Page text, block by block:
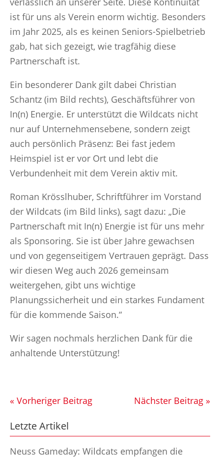
ist für uns als Verein enorm wichtig. Besonders
im Jahr 2025, als es keinen Seniors-Spielbetrieb
gab, hat sich gezeigt, wie tragfähig diese
Partnerschaft ist.
Ein besonderer Dank gilt dabei Christian
Schantz (im Bild rechts), Geschäftsführer von
In(n) Energie. Er unterstützt die Wildcats nicht
nur auf Unternehmensebene, sondern zeigt
auch persönlich Präsenz: Bei fast jedem
Heimspiel ist er vor Ort und lebt die
Verbundenheit mit dem Verein aktiv mit.
Roman Krösslhuber, Schriftführer im Vorstand
der Wildcats (im Bild links), sagt dazu: „Die
Partnerschaft mit In(n) Energie ist für uns mehr
als Sponsoring. Sie ist über Jahre gewachsen
und von gegenseitigem Vertrauen geprägt. Dass
wir diesen Weg auch 2026 gemeinsam
weitergehen, gibt uns wichtige
Planungssicherheit und ein starkes Fundament
für die kommende Saison.“
Wir sagen nochmals herzlichen Dank für die
anhaltende Unterstützung!
« Vorheriger Beitrag Nächster Beitrag »
Letzte Artikel
Neuss Gameday: Wildcats empfangen die